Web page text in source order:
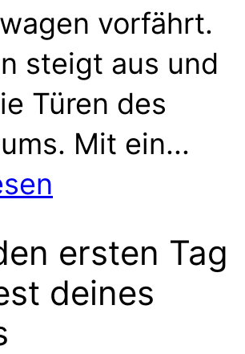
vorfährt.
steigt aus und
Türen des
Mit ein...
ersten Tag
deines